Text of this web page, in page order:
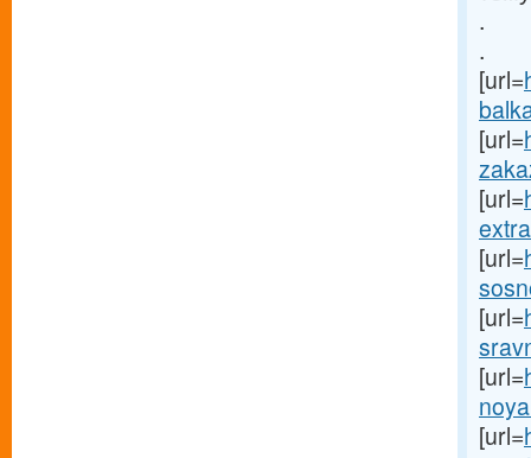
.
.
[url=
[url=
[url=
[url=
[url=
[url=
[url=